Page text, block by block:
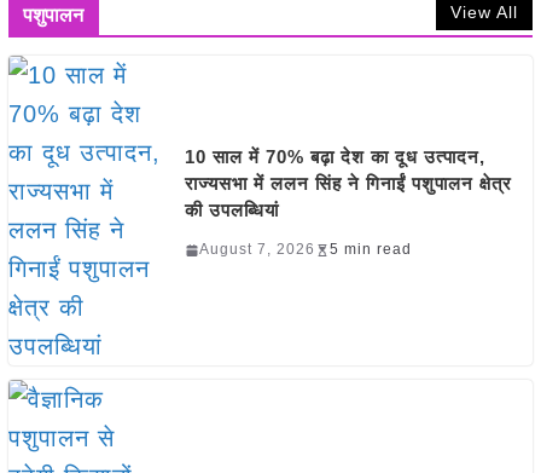
पशुपालन View All
10 साल में 70% बढ़ा देश का दूध उत्पादन,
राज्यसभा में ललन सिंह ने गिनाईं पशुपालन क्षेत्र
की उपलब्धियां
August 7, 2026 5 min read